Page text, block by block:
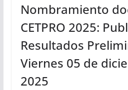
Nombramiento
CETPRO 2025:
Resultados
Viernes 05 de
2025